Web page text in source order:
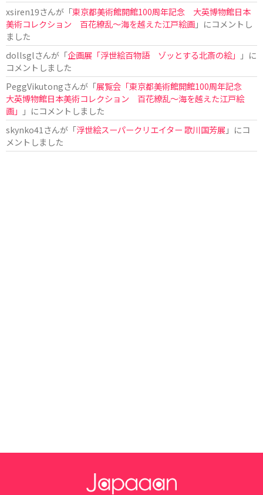
xsiren19さんが「東京都美術館開館100周年記念 大英博物館日本
美術コレクション 百花繚乱～海を越えた江戸絵画」にコメントし
ました
dollsglさんが「企画展「浮世絵百物語 ゾッとする北斎の絵」
」に
コメントしました
PeggVikutongさんが「展覧会「東京都美術館開館100周年記念
大英博物館日本美術コレクション 百花繚乱〜海を越えた江戸絵
画」
」にコメントしました
skynko41さんが「浮世絵スーパークリエイター 歌川国芳展 」にコ
メントしました